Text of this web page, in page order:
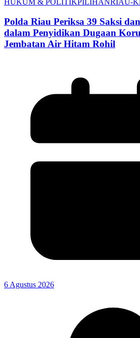
HUKUM & POLITIK PILIHAN RIAU-
Polda Riau Periksa 39 Saksi
dalam Penyidikan Dugaan
Jembatan Air Hitam Rohil
6 Agustus 2026